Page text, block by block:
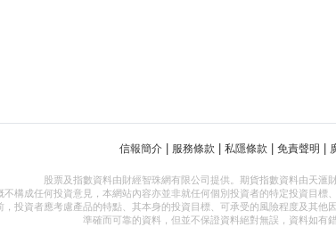
信報簡介 服務條款 私隱條款 免責聲明
股票及指數資料由財經智珠網有限公司提供。期貨指數資料由天滙
不構成任何投資意見，本網站內容亦並非就任何個別投資者的特定投資目
，投資者應考慮產品的特點、其本身的投資目標、可承受的風險程度及其
準確而可靠的資料，但並不保證資料絕對無誤，資料如有